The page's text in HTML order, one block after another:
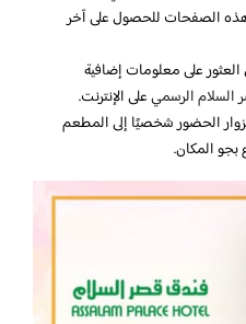
هذه الصفحات للحصول على آخر
على معلومات إضافية
الرسميعلى الإنترنت.
الحضور شخصيًا إلى المطعم
بجو المكان.